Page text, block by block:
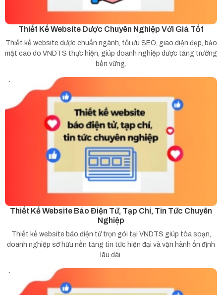
Thiết Kế Website Dược Chuyên Nghiệp Với Giá Tốt
Thiết kế website dược chuẩn ngành, tối ưu SEO, giao diện đẹp, bảo
mật cao do VNDTS thực hiện, giúp doanh nghiệp dược tăng trưởng
bền vững.
Thiết Kế Website Báo Điện Tử, Tạp Chí, Tin Tức Chuyên
Nghiệp
Thiết kế website báo điện tử trọn gói tại VNDTS giúp tòa soạn,
doanh nghiệp sở hữu nền tảng tin tức hiện đại và vận hành ổn định
lâu dài.